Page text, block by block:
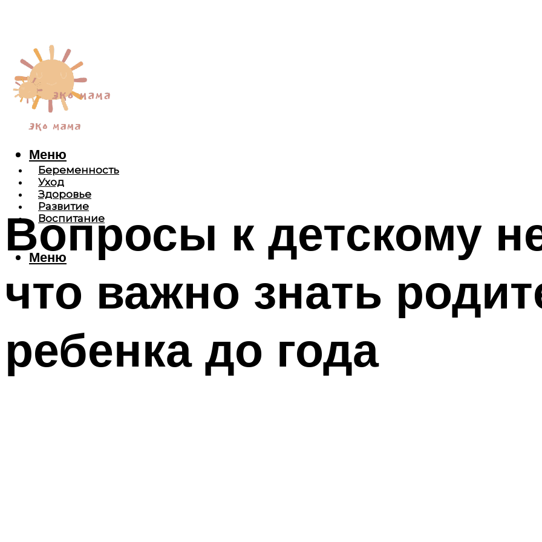
Беременность
Уход
Здоровье
Развитие
Воспитание
Меню
Меню
Вопросы к детскому
что важно знать
ребенка до года